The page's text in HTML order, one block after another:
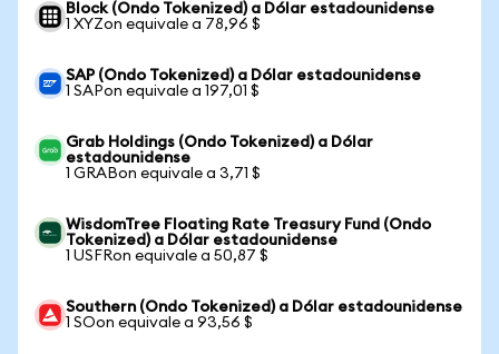
Block (Ondo Tokenized) a Dólar estadounidense
1 XYZon equivale a 78,96 $
SAP (Ondo Tokenized) a Dólar estadounidense
1 SAPon equivale a 197,01 $
Grab Holdings (Ondo Tokenized) a Dólar
estadounidense
1 GRABon equivale a 3,71 $
WisdomTree Floating Rate Treasury Fund (Ondo
Tokenized) a Dólar estadounidense
1 USFRon equivale a 50,87 $
Southern (Ondo Tokenized) a Dólar estadounidense
1 SOon equivale a 93,56 $